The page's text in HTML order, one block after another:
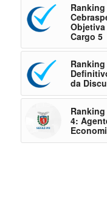
Ranking
Cargo 5
da
Ranking
4: